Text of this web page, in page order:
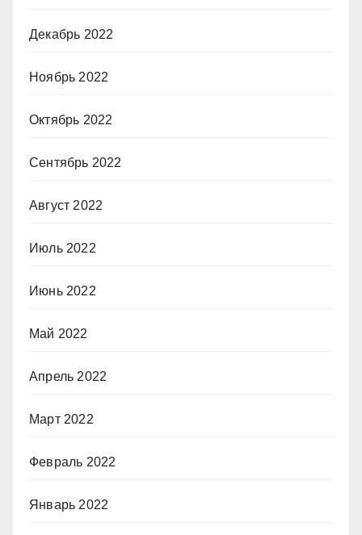
Декабрь 2022
Ноябрь 2022
Октябрь 2022
Сентябрь 2022
Август 2022
Июль 2022
Июнь 2022
Май 2022
Апрель 2022
Март 2022
Февраль 2022
Январь 2022